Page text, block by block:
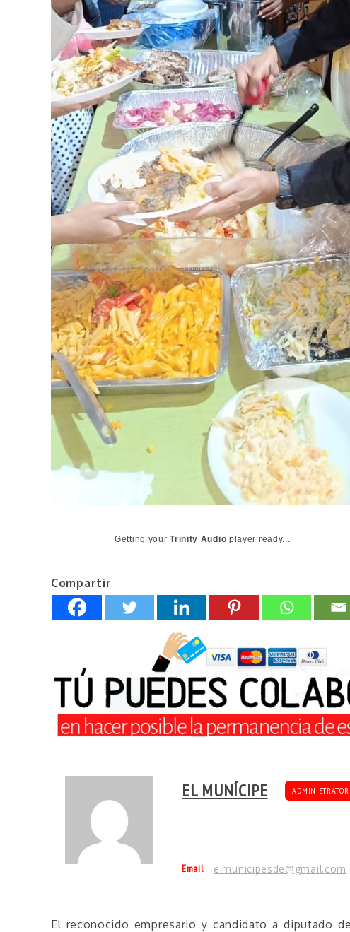
Getting yourTrinity Audio player ready...
Compartir
EL MUNÍCIPE ADMINISTRATOR
Email elmunicipesde@gmail.com
El reconocido empresario y candidato a diputado